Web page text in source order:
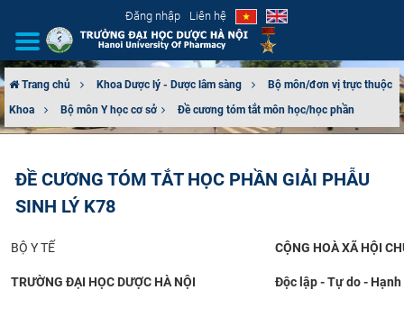
Đăng nhập Liên hệ
GIỚI THIỆU
TUYỂN SINH
ĐÀO TẠO
ĐẢM BẢO CHẤT LƯỢNG
Trang chủ Khoa Dược lý - Dược lâm sàng
Bộ môn/đơn vị trực thuộc
Khoa
Bộ môn Y học cơ sở​ Đề cương tóm tắt môn học/học phần
ĐỀ CƯƠNG TÓM TẮT HỌC PHẦN GIẢI PHẪU
SINH LÝ K78
BỘ Y TẾ CỘNG HOÀ XÃ HỘI
TRƯỜNG ĐẠI HỌC DƯỢC HÀ NỘI Độc lập - Tự do - Hạnh